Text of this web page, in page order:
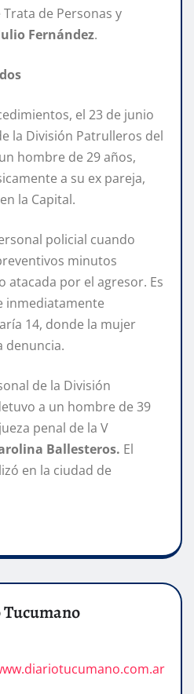
de Personas y
Fernández.
el 23 de junio
la División Patrulleros del
hombre de 29 años,
a su ex pareja,
la Capital.
policial cuando
minutos
atacada por el agresor. Es
inmediatamente
14, donde la mujer
denuncia.
de la División
a un hombre de 39
penal de la V
Ballesteros. El
en la ciudad de